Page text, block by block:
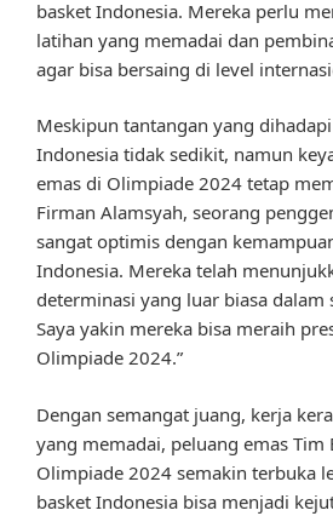
basket Indonesia. Mereka perlu
latihan yang memadai dan
agar bisa bersaing di level
Meskipun tantangan yang
Indonesia tidak sedikit, namun
emas di Olimpiade 2024 tetap
Firman Alamsyah, seorang
sangat optimis dengan
Indonesia. Mereka telah
determinasi yang luar biasa dalam
Saya yakin mereka bisa meraih
Olimpiade 2024.”
Dengan semangat juang, kerja
yang memadai, peluang emas Tim
Olimpiade 2024 semakin terbuka
basket Indonesia bisa menjadi